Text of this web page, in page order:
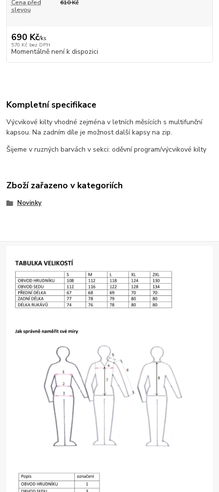
Cena před
slevou
610 Kč
690 Kč/ks
570 Kč bez DPH
Momentálně není k dispozici
Kompletní specifikace
Výcvikové kilty vhodné zejména v letních měsících s multifunční
kapsou. Na zadním díle je možnost další kapsy na zip.
Šijeme v ruzných barvách v sekci: oděvní program/výcvikové kilty
Zboží zařazeno v kategoriích
Novinky